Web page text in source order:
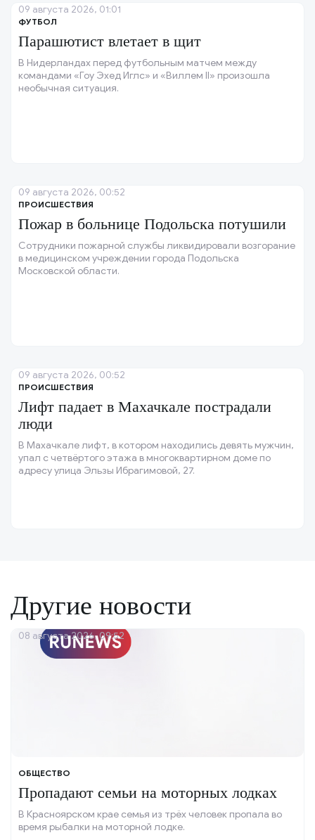
ФУТБОЛ
Парашютист влетает в щит
В Нидерландах перед футбольным матчем между
командами «Гоу Эхед Иглс» и «Виллем II» произошла
необычная ситуация.
09 августа 2026, 01:01
ПРОИСШЕСТВИЯ
Пожар в больнице Подольска потушили
Сотрудники пожарной службы ликвидировали возгорание
в медицинском учреждении города Подольска
Московской области.
09 августа 2026, 00:52
ПРОИСШЕСТВИЯ
Лифт падает в Махачкале пострадали
люди
В Махачкале лифт, в котором находились девять мужчин,
упал с четвёртого этажа в многоквартирном доме по
адресу улица Эльзы Ибрагимовой, 27.
09 августа 2026, 00:52
Другие новости
ОБЩЕСТВО
Пропадают семьи на моторных лодках
В Красноярском крае семья из трёх человек пропала во
время рыбалки на моторной лодке.
08 августа 2026, 09:52